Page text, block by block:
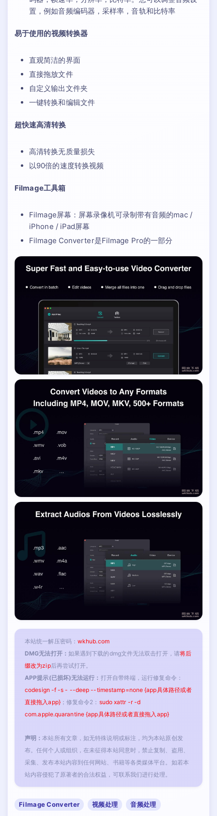
置，例如音频编码器，采样率，音轨和比特率
易于使用的视频转换器
直观简洁的界面
直接拖放文件
自定义输出文件夹
一键转换和编辑文件
超快速高清转换
高清转换无质量损失
以90倍的速度转换视频
Filmage工具箱
Filmage屏幕：屏幕录像机可录制带有音频的mac /
iPhone / iPad屏幕
Filmage Converter是Filmage Pro的一部分
本站统一解压密码： wkhub.com
DMG无法打开： 如果遇到下载的dmg文件无法双击打开，请将后
缀改为zip后再尝试打开。
APP提示(已损坏)无法运行： 打开自带终端，运行修复命令：
codesign -f -s - --deep --timestamp=none {app具体路径或者
直接拖入app}；修复命令2： sudo xattr -r -d
com.apple.quarantine {app具体路径或者直接拖入app}
声明：本站所有文章，如无特殊说明或标注，均为本站原创发
布。任何个人或组织，在未征得本站同意时，禁止复制、盗用、
采集、发布本站内容到任何网站、书籍等各类媒体平台。如若本
站内容侵犯了原著者的合法权益，可联系我们进行处理。
Filmage Converter 视频处理 音频处理